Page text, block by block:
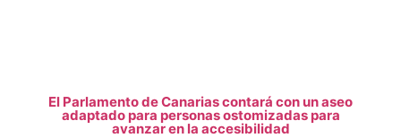
El Parlamento de Canarias contará con un aseo
adaptado para personas ostomizadas para
avanzar en la accesibilidad